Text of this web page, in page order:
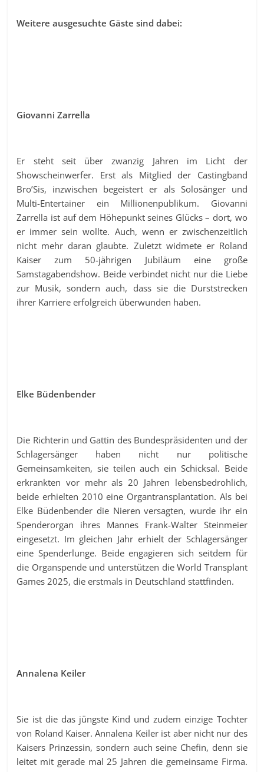
Weitere ausgesuchte Gäste sind dabei:
Giovanni Zarrella
Er steht seit über zwanzig Jahren im Licht der
Showscheinwerfer. Erst als Mitglied der Castingband
Bro’Sis, inzwischen begeistert er als Solosänger und
Multi-Entertainer ein Millionenpublikum. Giovanni
Zarrella ist auf dem Höhepunkt seines Glücks – dort, wo
er immer sein wollte. Auch, wenn er zwischenzeitlich
nicht mehr daran glaubte. Zuletzt widmete er Roland
Kaiser zum 50-jährigen Jubiläum eine große
Samstagabendshow. Beide verbindet nicht nur die Liebe
zur Musik, sondern auch, dass sie die Durststrecken
ihrer Karriere erfolgreich überwunden haben.
Elke Büdenbender
Die Richterin und Gattin des Bundespräsidenten und der
Schlagersänger haben nicht nur politische
Gemeinsamkeiten, sie teilen auch ein Schicksal. Beide
erkrankten vor mehr als 20 Jahren lebensbedrohlich,
beide erhielten 2010 eine Organtransplantation. Als bei
Elke Büdenbender die Nieren versagten, wurde ihr ein
Spenderorgan ihres Mannes Frank-Walter Steinmeier
eingesetzt. Im gleichen Jahr erhielt der Schlagersänger
eine Spenderlunge. Beide engagieren sich seitdem für
die Organspende und unterstützen die World Transplant
Games 2025, die erstmals in Deutschland stattfinden.
Annalena Keiler
Sie ist die das jüngste Kind und zudem einzige Tochter
von Roland Kaiser. Annalena Keiler ist aber nicht nur des
Kaisers Prinzessin, sondern auch seine Chefin, denn sie
leitet mit gerade mal 25 Jahren die gemeinsame Firma.